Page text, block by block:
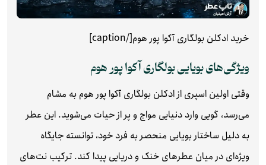
خرید ادکلن بولگاری آکوا پور هوم[/caption]
ویژگی‌های بویایی بولگاری آکوا پور هوم
وقتی اولین اسپری از ادکلن بولگاری آکوا پور هوم به مشام
می‌رسد، گویی وارد دنیایی مواج و پر از حیات می‌شوید. این عطر
به دلیل ساختار بویایی منحصر به فرد خود، توانسته جایگاه
ویژه‌ای در میان عطرهای خنک و دریایی پیدا کند. ترکیب نت‌های